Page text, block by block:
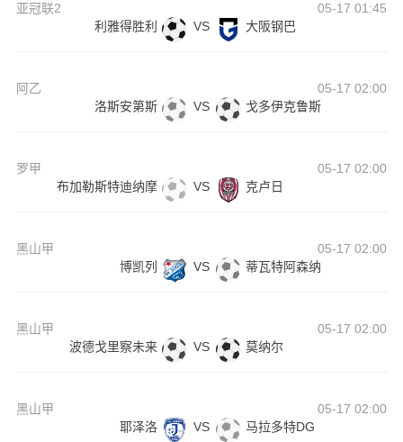
亚冠联2
05-17 01:45
利雅得胜利
VS 大阪钢巴
阿乙
05-17 02:00
洛斯安第斯
VS 戈多伊克鲁斯
罗甲
05-17 02:00
布加勒斯特迪纳摩
VS 克卢日
黑山甲
05-17 02:00
博凯列
VS 蒂瓦特阿森纳
黑山甲
05-17 02:00
波德戈里察未来
VS 莫纳尔
黑山甲
05-17 02:00
耶泽洛
VS 马拉多特DG